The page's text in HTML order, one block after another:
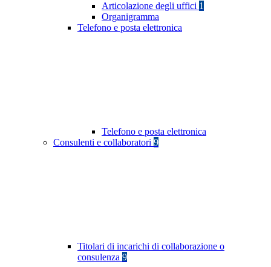
Articolazione degli uffici 1
Organigramma
Telefono e posta elettronica
Telefono e posta elettronica
Consulenti e collaboratori 9
Titolari di incarichi di collaborazione o
consulenza 9